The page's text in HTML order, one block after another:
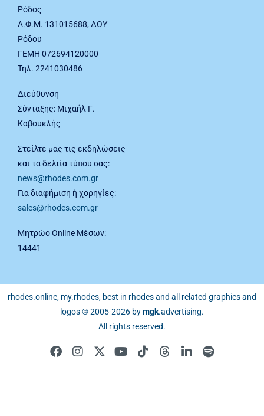
Ρόδος
Α.Φ.Μ. 131015688, ΔΟΥ
Ρόδου
ΓΕΜΗ 072694120000
Τηλ. 2241030486
Διεύθυνση
Σύνταξης: Μιχαήλ Γ.
Καβουκλής
Στείλτε μας τις εκδηλώσεις
και τα δελτία τύπου σας:
news@rhodes.com.gr
Για διαφήμιση ή χορηγίες:
sales@rhodes.com.gr
Μητρώο Online Μέσων:
14441
rhodes.online, my.rhodes, best in rhodes and all related graphics and
logos © 2005-2026 bymgk.advertising.
All rights reserved.